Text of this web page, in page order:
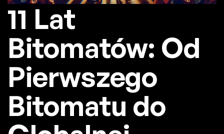
11 Lat
Bitomatów: Od
Pierwszego
Bitomatu do